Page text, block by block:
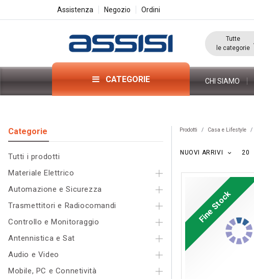
Assistenza Negozio Ordini
Tutte
le categorie
CATEGORIE CHI SIAMO
Categorie​
Tutti i prodotti
Materiale Elettrico
Automazione e Sicurezza
Trasmettitori e Radiocomandi
Controllo e Monitoraggio
Antennistica e Sat
Audio e Video
Mobile, PC e Connetività
Prodotti Casa e Lifestyle
NUOVI ARRIVI 20
Fine Stock